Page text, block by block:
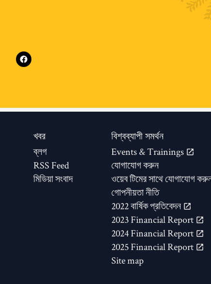
Follow XR Indigenous Solidarity on
on
খবর
ব্লগ
RSS Feed
মিডিয়া সংবাদ
বিশ্বব্যাপী সমর্থন
Events & Trainings
যোগাযোগ করুন
ওয়েব টিমের সাথে যোগাযোগ
গোপনীয়তা নীতি
2022 বার্ষিক প্রতিবেদন
2023 Financial Report
2024 Financial Report
2025 Financial Report
Site map